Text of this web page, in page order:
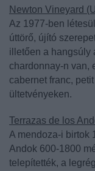
Newton Vineyard
Az 1977-ben
úttörő, újító
illetően a hangsúly
chardonnay-n van,
cabernet franc,
ültetvényeken.
Terrazas de los
A mendoza-i birtok
Andok 600-1800
telepítették, a